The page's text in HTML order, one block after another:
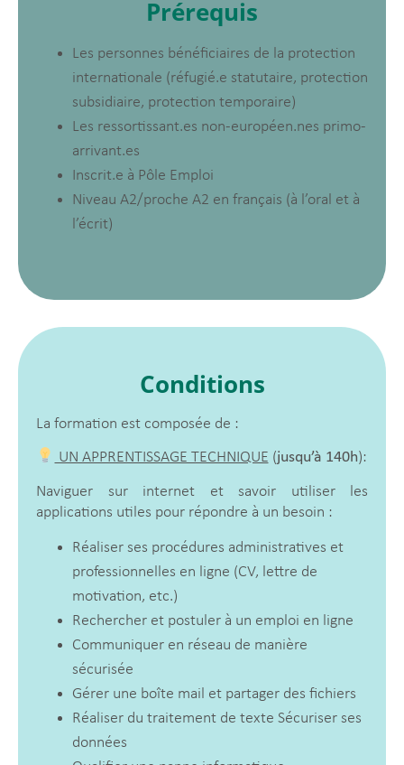
Prérequis
Les personnes bénéficiaires de la protection
internationale (réfugié.e statutaire, protection
subsidiaire, protection temporaire)
Les ressortissant.es non-européen.nes primo-
arrivant.es
Inscrit.e à Pôle Emploi
Niveau A2/proche A2 en français (à l’oral et à
l’écrit)
Conditions
La formation est composée de :
UN APPRENTISSAGE TECHNIQUE (jusqu’à 140h):
Naviguer sur internet et savoir utiliser les
applications utiles pour répondre à un besoin :
Réaliser ses procédures administratives et
professionnelles en ligne (CV, lettre de
motivation, etc.)
Rechercher et postuler à un emploi en ligne
Communiquer en réseau de manière
sécurisée
Gérer une boîte mail et partager des fichiers
Réaliser du traitement de texte Sécuriser ses
données